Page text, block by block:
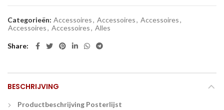
Categorieën: Accessoires, Accessoires, Accessoires,
Accessoires, Accessoires, Alles
Share
BESCHRIJVING
Productbeschrijving Posterlijst